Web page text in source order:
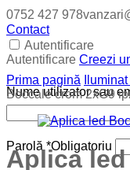
0752 427 978
Contact
Autentificare
Autentificare Creezi
Nume utilizator sau
Parolă *Obligatoriu
Prima pagină
Boccale crom 2xG9
Aplica